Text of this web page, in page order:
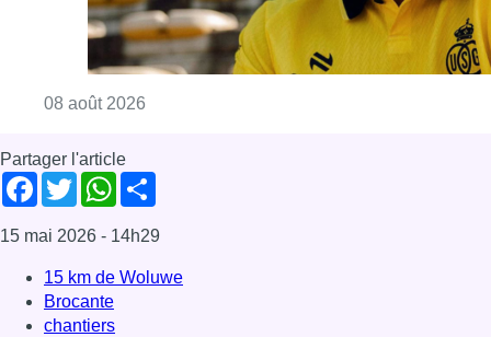
08 août 2026
Partager l'article
Facebook
TwitterWhatsApp
15 mai 2026 - 14h29
15 km de Woluwe
Brocante
chantiers